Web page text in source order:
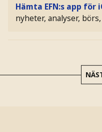
Hämta EFN:s app för
nyheter, analyser,